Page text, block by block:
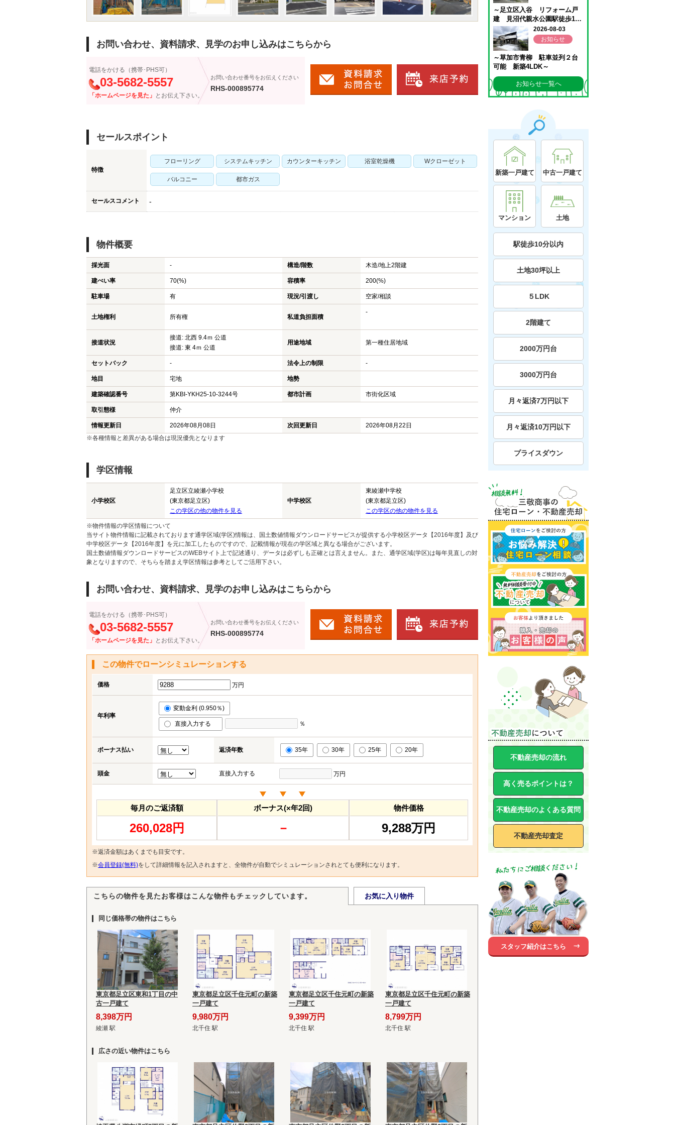
お問い合わせ、資料請求、見学のお申し込みはこちらから
電話をかける（携帯･PHS可）
03-5682-5557
「ホームページを見た」 とお伝え下さい。
お問い合わせ番号をお伝えください
RHS-000895774
セールスポイント
特徴
フローリング システムキッチン カウンターキッチン 浴室乾燥機 Wクローゼット
バルコニー 都市ガス
セールスコメント -
物件概要
採光面 - 構造/階数 木造/地上2階建
建ぺい率 70(%) 容積率 200(%)
駐車場 有 現況/引渡し 空家/相談
土地権利 所有権 私道負担面積
-
接道状況
接道: 北西 9.4ｍ 公道
接道: 東 4ｍ 公道
用途地域 第一種住居地域
セットバック - 法令上の制限 -
地目 宅地 地勢
建築確認番号 第KBI-YKH25-10-3244号 都市計画 市街化区域
取引態様 仲介
情報更新日 2026年08月08日 次回更新日
2026年08月22日
※各種情報と差異がある場合は現況優先となります
学区情報
小学校区
足立区立綾瀬小学校
(東京都足立区)
この学区の他の物件を見る
中学校区
東綾瀬中学校
(東京都足立区)
この学区の他の物件を見る
※物件情報の学区情報について
当サイト物件情報に記載されております通学区域(学区)情報は、国土数値情報ダウンロードサービスが提供する小学校区データ【2016年度】及び
中学校区データ【2016年度】を元に加工したものですので、記載情報が現在の学区域と異なる場合がございます。
国土数値情報ダウンロードサービスのWEBサイト上で記述通り、データは必ずしも正確とは言えません。また、通学区域(学区)は毎年見直しの対
象となりますので、そちらを踏まえ学区情報は参考としてご活用下さい。
お問い合わせ、資料請求、見学のお申し込みはこちらから
電話をかける（携帯･PHS可）
03-5682-5557
「ホームページを見た」 とお伝え下さい。
お問い合わせ番号をお伝えください
RHS-000895774
この物件でローンシミュレーションする
価格 万円
年利率
変動金利 (0.950％)
直接入力する ％
ボーナス払い 返済年数 35年 30年 25年 20年
頭金 直接入力する 万円
毎月のご返済額
260,028円
ボーナス(×年2回)
－
物件価格
9,288万円
※返済金額はあくまでも目安です。
※会員登録(無料)をして詳細情報を記入されますと、全物件が自動でシミュレーションされとても便利になります。
こちらの物件を見たお客様はこんな物件もチェックしています。 お気に入り物件
同じ価格帯の物件はこちら
東京都足立区東和1丁目の中
古一戸建て
8,398万円
綾瀬 駅
東京都足立区千住元町の新築
一戸建て
9,980万円
北千住 駅
東京都足立区千住元町の新築
一戸建て
9,399万円
北千住 駅
東京都足立区千住元町の新築
一戸建て
8,799万円
北千住 駅
広さの近い物件はこちら
お知らせ一覧へ
新築一戸建て 中古一戸建て
マンション 土地
駅徒歩10分以内
土地30坪以上
５LDK
2階建て
2000万円台
3000万円台
月々返済7万円以下
月々返済10万円以下
プライスダウン
不動産売却の流れ
高く売るポイントは？
不動産売却のよくある質問
不動産売却査定
スタッフ紹介はこちら